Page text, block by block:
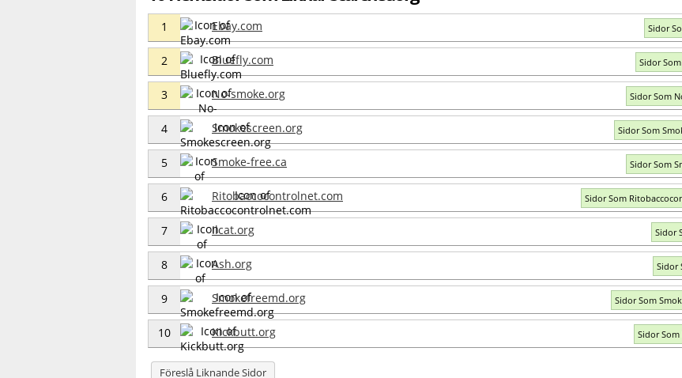
1 Ebay.com Sidor
2 Bluefly.com Sidor
3 No-smoke.org Sidor Som
4 Smokescreen.org Sidor Som
5 Smoke-free.ca Sidor Som
6 Ritobaccocontrolnet.com Sidor Som
7 Ilcat.org Sidor
8 Ash.org Sidor
9 Smokefreemd.org Sidor Som
10 Kickbutt.org Sidor
Föreslå Liknande Sidor